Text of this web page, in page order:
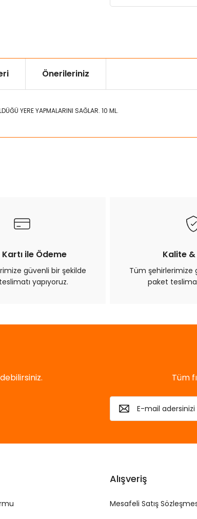
Önerileriniz
YERE YAPMALARINI SAĞLAR. 10 ML.
ile Ödeme
güvenli bir şekilde
yapıyoruz.
Kalite
Tüm şehirlerimize
paket
Tüm
Alışveriş
Mesafeli Satış